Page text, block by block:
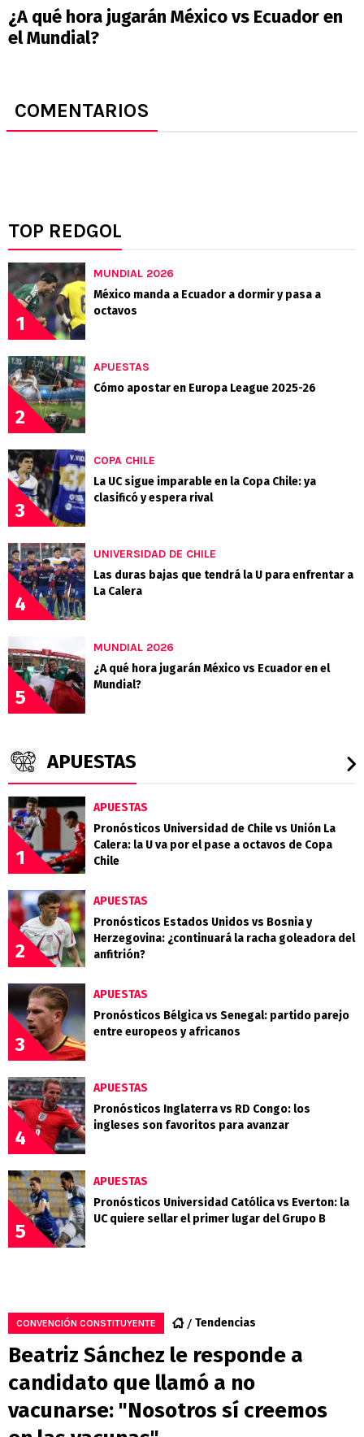
¿A qué hora jugarán México vs Ecuador en
el Mundial?
COMENTARIOS
TOP REDGOL
1
MUNDIAL 2026
México manda a Ecuador a dormir y pasa a
octavos
2
APUESTAS
Cómo apostar en Europa League 2025-26
3
COPA CHILE
La UC sigue imparable en la Copa Chile: ya
clasificó y espera rival
4
UNIVERSIDAD DE CHILE
Las duras bajas que tendrá la U para enfrentar a
La Calera
5
MUNDIAL 2026
¿A qué hora jugarán México vs Ecuador en el
Mundial?
APUESTAS
1
APUESTAS
Pronósticos Universidad de Chile vs Unión La
Calera: la U va por el pase a octavos de Copa
Chile
2
APUESTAS
Pronósticos Estados Unidos vs Bosnia y
Herzegovina: ¿continuará la racha goleadora del
anfitrión?
3
APUESTAS
Pronósticos Bélgica vs Senegal: partido parejo
entre europeos y africanos
4
APUESTAS
Pronósticos Inglaterra vs RD Congo: los
ingleses son favoritos para avanzar
5
APUESTAS
Pronósticos Universidad Católica vs Everton: la
UC quiere sellar el primer lugar del Grupo B
CONVENCIÓN CONSTITUYENTE Tendencias
Beatriz Sánchez le responde a
candidato que llamó a no
vacunarse: "Nosotros sí creemos